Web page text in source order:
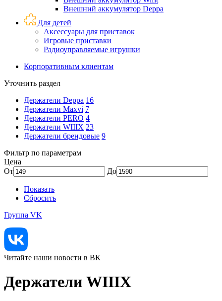
Внешний аккумулятор Deppa
Для детей
Аксессуары для приставок
Игровые приставки
Радиоуправляемые игрушки
Корпоративным клиентам
Уточнить раздел
Держатели Deppa 16
Держатели Maxvi 7
Держатели PERO 4
Держатели WIIIX 23
Держатели брендовые 9
Фильтр по параметрам
Цена
От
До
Показать
Сбросить
Группа VK
Читайте наши новости в ВК
Держатели WIIIX